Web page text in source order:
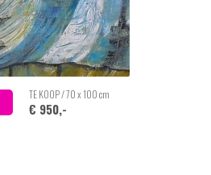
TE KOOP / 70 x 100 cm
€ 950,-